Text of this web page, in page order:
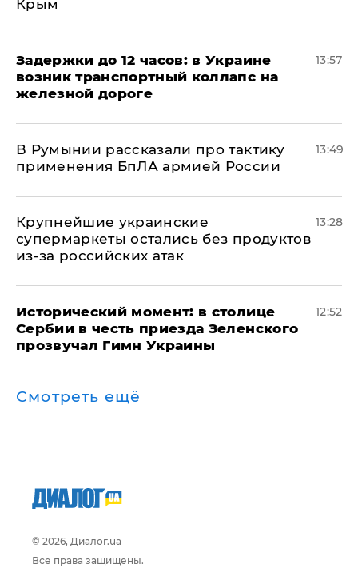
Крым
Задержки до 12 часов: в Украине
возник транспортный коллапс на
железной дороге
13:57
В Румынии рассказали про тактику
применения БпЛА армией России
13:49
Крупнейшие украинские
супермаркеты остались без продуктов
из-за российских атак
13:28
Исторический момент: в столице
Сербии в честь приезда Зеленского
прозвучал Гимн Украины
12:52
Смотреть ещё
© 2026, Диалог.ua
Все права защищены.